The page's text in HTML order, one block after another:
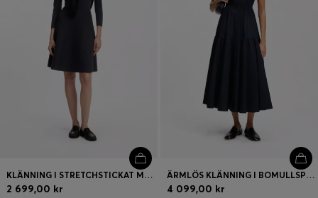
KLÄNNING I STRETCHSTICKAT MED MÖNSTER OCH BÅTRINGNING
2 699,00 kr
ÄRMLÖS KLÄNNING I BOMULLSPOPLIN
4 099,00 kr